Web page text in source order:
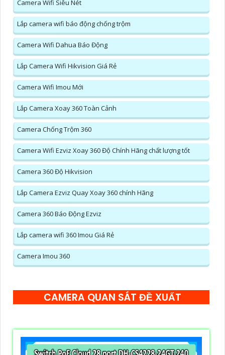
Camera Wifi Siêu Nét
Lắp camera wifi báo động chống trộm
Camera Wifi Dahua Báo Động
Lắp Camera Wifi Hikvision Giá Rẻ
Camera Wifi Imou Mới
Lắp Camera Xoay 360 Toàn Cảnh
Camera Chống Trộm 360
Camera Wifi Ezviz Xoay 360 Độ Chính Hãng chất lượng tốt
Camera 360 Độ Hikvision
Lắp Camera Ezviz Quay Xoay 360 chính Hãng
Camera 360 Báo Động Ezviz
Lắp camera wifi 360 Imou Giá Rẻ
Camera Imou 360
CAMERA QUAN SÁT ĐỀ XUẤT